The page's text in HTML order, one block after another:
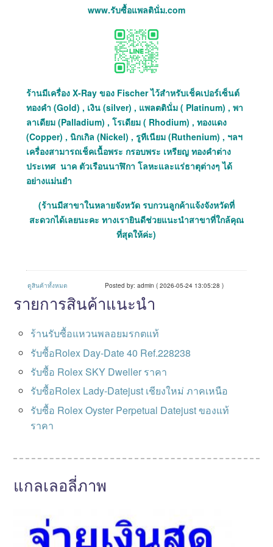
www.รับซื้อแพลตินั่ม.com
ร้านมีเครื่อง X-Ray ของ Fischer ไว้สำหรับเช็คเปอร์เซ็นต์
ทองคำ (Gold) , เงิน (silver) , แพลตตินั่ม ( Platinum) , พา
ลาเดียม (Palladium) , โรเดียม ( Rhodium) , ทองแดง
(Copper) , นิกเกิล (Nickel) , รูทีเนียม (Ruthenium) , ฯลฯ
เครื่องสามารถเช็คเนื้อพระ กรอบพระ เหรียญ ทองคำต่าง
ประเทศ นาค ตัวเรือนนาฬิกา โลหะและแร่ธาตุต่างๆ ได้
อย่างแม่นยำ
(ร้านมีสาขาในหลายจังหวัด รบกวนลูกค้าแจ้งจังหวัดที่
สะดวกได้เลยนะคะ ทางเรายินดีช่วยแนะนำสาขาที่ใกล้คุณ
ที่สุดให้ค่ะ)
ดูสินค้าทั้งหมด Posted by: admin ( 2026-05-24 13:05:28 )
รายการสินค้าแนะนำ
ร้านรับซื้อแหวนพลอยมรกตแท้
รับซื้อRolex Day-Date 40 Ref.228238
รับซื้อ Rolex SKY Dweller ราคา
รับซื้อRolex Lady-Datejust เชียงใหม่ ภาคเหนือ
รับซื้อ Rolex Oyster Perpetual Datejust ของแท้
ราคา
แกลเลอลี่ภาพ